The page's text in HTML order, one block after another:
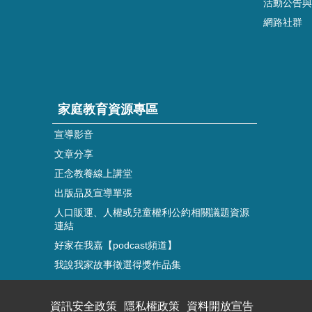
活動公告
網路社群
家庭教育資源專區
宣導影音
文章分享
正念教養線上講堂
出版品及宣導單張
人口販運、人權或兒童權利公約相關議題資源
連結
好家在我嘉【podcast頻道】
我說我家故事徵選得獎作品集
資訊安全政策 隱私權政策 資料開放宣告